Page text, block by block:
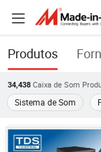
Produtos
34,438 Caixa de Som
Sistema de Som
TDS ACOUSTIC